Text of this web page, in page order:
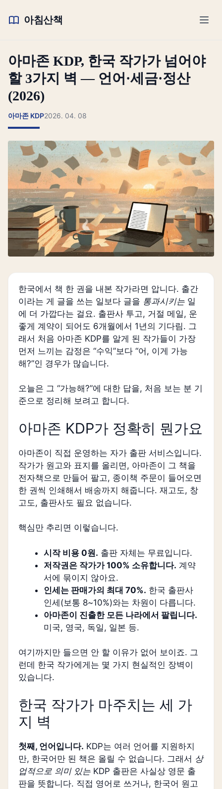
아침산책
아마존 KDP, 한국 작가가 넘어야
할 3가지 벽 — 언어·세금·정산
(2026)
아마존 KDP2026. 04. 08
한국에서 책 한 권을 내본 작가라면 압니다. 출간
이라는 게 글을 쓰는 일보다 글을 통과시키는 일
에 더 가깝다는 걸요. 출판사 투고, 거절 메일, 운
좋게 계약이 되어도 6개월에서 1년의 기다림. 그
래서 처음 아마존 KDP를 알게 된 작가들이 가장
먼저 느끼는 감정은 “수익”보다 “어, 이게 가능
해?”인 경우가 많습니다.
오늘은 그 “가능해?”에 대한 답을, 처음 보는 분 기
준으로 정리해 보려고 합니다.
아마존 KDP가 정확히 뭔가요
아마존이 직접 운영하는 자가 출판 서비스입니다.
작가가 원고와 표지를 올리면, 아마존이 그 책을
전자책으로 만들어 팔고, 종이책 주문이 들어오면
한 권씩 인쇄해서 배송까지 해줍니다. 재고도, 창
고도, 출판사도 필요 없습니다.
핵심만 추리면 이렇습니다.
시작 비용 0원. 출판 자체는 무료입니다.
저작권은 작가가 100% 소유합니다. 계약
서에 묶이지 않아요.
인세는 판매가의 최대 70%. 한국 출판사
인세(보통 8~10%)와는 차원이 다릅니다.
아마존이 진출한 모든 나라에서 팔립니다.
미국, 영국, 독일, 일본 등.
여기까지만 들으면 안 할 이유가 없어 보이죠. 그
런데 한국 작가에게는 몇 가지 현실적인 장벽이
있습니다.
한국 작가가 마주치는 세 가
지 벽
첫째, 언어입니다. KDP는 여러 언어를 지원하지
만, 한국어만 된 책은 올릴 수 없습니다. 그래서 상
업적으로 의미 있는 KDP 출판은 사실상 영문 출
판을 뜻합니다. 직접 영어로 쓰거나, 한국어 원고